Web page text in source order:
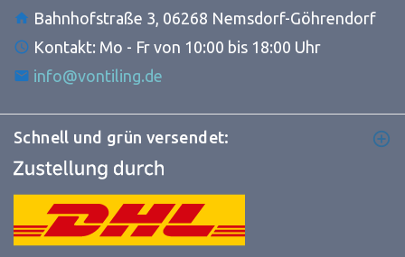
Bahnhofstraße 3, 06268 Nemsdorf-Göhrendorf
Kontakt: Mo - Fr von 10:00 bis 18:00 Uhr
info@vontiling.de
Schnell und grün versendet: